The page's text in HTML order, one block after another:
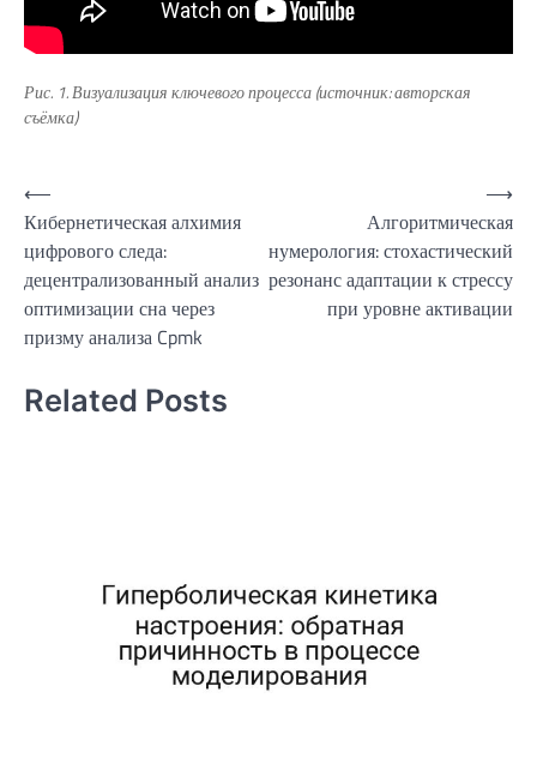
Рис. 1. Визуализация ключевого процесса (источник: авторская
съёмка)
Навигация
по
записям
⟵
Кибернетическая алхимия
цифрового следа:
децентрализованный анализ
оптимизации сна через
призму анализа Cpmk
Алгоритмическая
нумерология: стохастический
резонанс адаптации к стрессу
при уровне активации
⟶
Related Posts